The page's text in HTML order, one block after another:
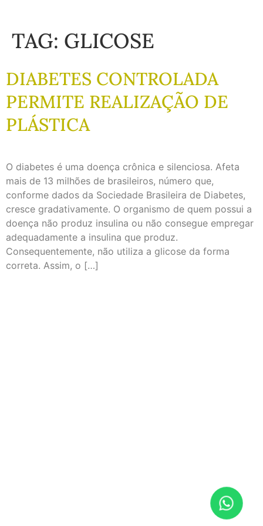
TAG: GLICOSE
DIABETES CONTROLADA
PERMITE REALIZAÇÃO DE
PLÁSTICA
O diabetes é uma doença crônica e silenciosa. Afeta
mais de 13 milhões de brasileiros, número que,
conforme dados da Sociedade Brasileira de Diabetes,
cresce gradativamente. O organismo de quem possui a
doença não produz insulina ou não consegue empregar
adequadamente a insulina que produz.
Consequentemente, não utiliza a glicose da forma
correta. Assim, o […]